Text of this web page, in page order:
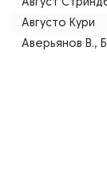
Август
Августо Кури
Аверьянов В.,